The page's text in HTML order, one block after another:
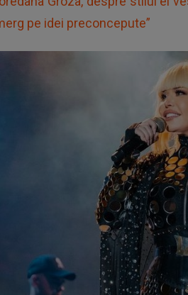
pe idei preconcepute”